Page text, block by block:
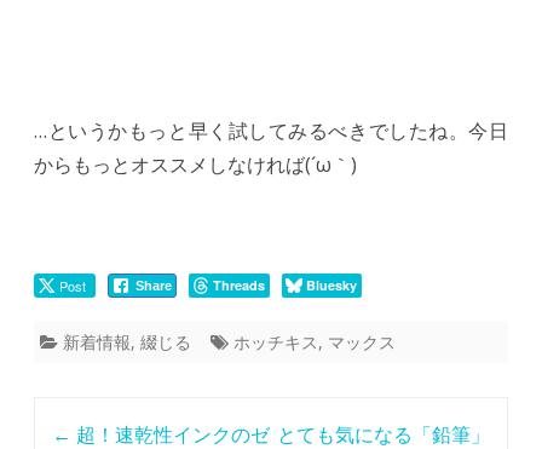
…というかもっと早く試してみるべきでしたね。今日
からもっとオススメしなければ(´ω｀)
Post Share Threads Bluesky
新着情報, 綴じる ホッチキス, マックス
← 超！速乾性インクのゼ とても気になる「鉛筆」